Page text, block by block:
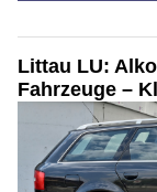
Littau LU:
Fahrzeuge –